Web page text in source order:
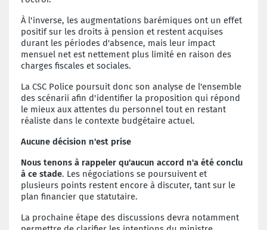
À l'inverse, les augmentations barémiques ont un effet
positif sur les droits à pension et restent acquises
durant les périodes d'absence, mais leur impact
mensuel net est nettement plus limité en raison des
charges fiscales et sociales.
La CSC Police poursuit donc son analyse de l'ensemble
des scénarii afin d'identifier la proposition qui répond
le mieux aux attentes du personnel tout en restant
réaliste dans le contexte budgétaire actuel.
Aucune décision n'est prise
Nous tenons à rappeler qu'aucun accord n'a été conclu
à ce stade. Les négociations se poursuivent et
plusieurs points restent encore à discuter, tant sur le
plan financier que statutaire.
La prochaine étape des discussions devra notamment